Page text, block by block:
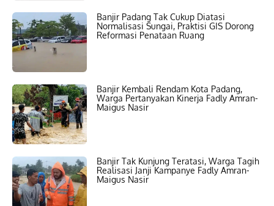
Banjir Padang Tak Cukup Diatasi
Normalisasi Sungai, Praktisi GIS Dorong
Reformasi Penataan Ruang
Banjir Kembali Rendam Kota Padang,
Warga Pertanyakan Kinerja Fadly Amran-
Maigus Nasir
Banjir Tak Kunjung Teratasi, Warga Tagih
Realisasi Janji Kampanye Fadly Amran-
Maigus Nasir